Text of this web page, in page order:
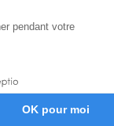
pendant votre
OK pour moi